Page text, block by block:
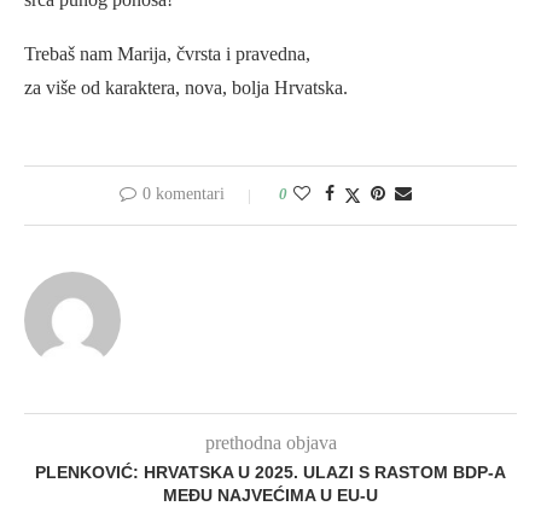
Trebaš nam Marija, čvrsta i pravedna,
za više od karaktera, nova, bolja Hrvatska.
0 komentari 0
prethodna objava
PLENKOVIĆ: HRVATSKA U 2025. ULAZI S RASTOM BDP-A
MEĐU NAJVEĆIMA U EU-U